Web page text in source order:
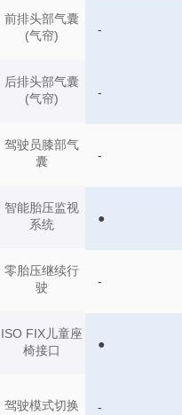
前排头部气囊
(气帘)
后排头部气囊
(气帘)
驾驶员膝部气
囊
智能胎压监视
系统
零胎压继续行
驶
ISO FIX儿童座
椅接口
驾驶模式切换
-
-
-
●
-
●
-